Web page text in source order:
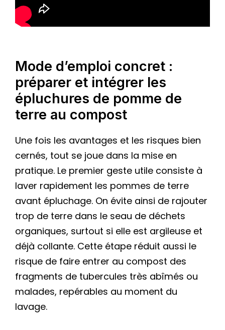
Mode d’emploi concret :
préparer et intégrer les
épluchures de pomme de
terre au compost
Une fois les avantages et les risques bien
cernés, tout se joue dans la mise en
pratique. Le premier geste utile consiste à
laver rapidement les pommes de terre
avant épluchage. On évite ainsi de rajouter
trop de terre dans le seau de déchets
organiques, surtout si elle est argileuse et
déjà collante. Cette étape réduit aussi le
risque de faire entrer au compost des
fragments de tubercules très abîmés ou
malades, repérables au moment du
lavage.